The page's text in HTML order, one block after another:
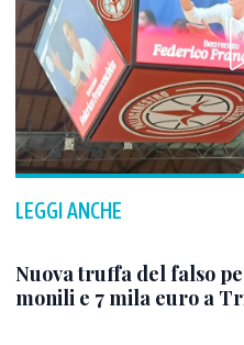
LEGGI ANCHE
Nuova truffa del falso
monili e 7 mila euro a